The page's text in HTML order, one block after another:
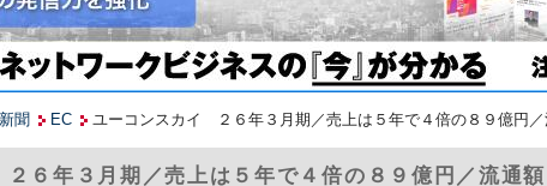
聞 EC ユーコンスカイ ２６年３月期／売上は５年で４倍の８９億円／
６年３月期／売上は５年で４倍の８９億円／流通額